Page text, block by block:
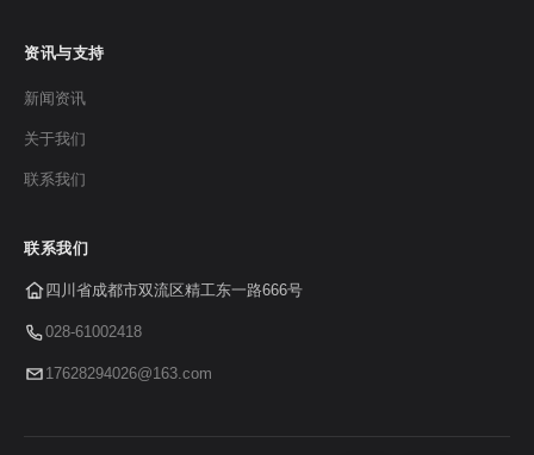
资讯与支持
新闻资讯
关于我们
联系我们
联系我们
四川省成都市双流区精工东一路666号
028-61002418
17628294026@163.com